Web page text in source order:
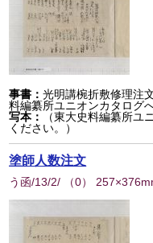
事書：光明講椀折敷修理注
料編纂所ユニオンカタログ
写本：
（東大史料編纂所ユ
ください。）
塗師人数注文
う函/13/2/ （0）